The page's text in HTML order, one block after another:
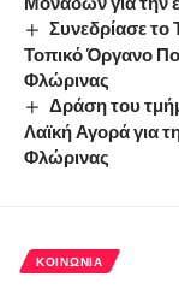
Συνεδρίασε το
Τοπικό Όργανο
Φλώρινας
Δράση του
Λαϊκή Αγορά για
Φλώρινας
ΚΟΙΝΩΝΊΑ